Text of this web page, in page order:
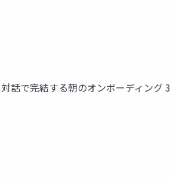
話で完結する朝のオンボーディング 3